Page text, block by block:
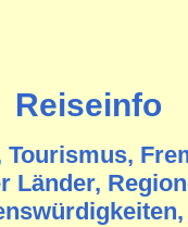
Reiseinfo
Tourismus,
Länder,